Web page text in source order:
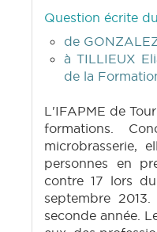
Question écrite du
de
à TILLIEUX
de la
L'IFAPME de
formations.
microbrasserie,
personnes en
contre 17 lors
septembre
seconde année.